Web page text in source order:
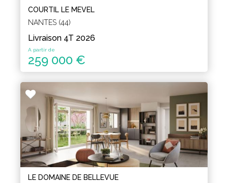
COURTIL LE MEVEL
NANTES (44)
Livraison 4T 2026
A partir de
259 000 €
LE DOMAINE DE BELLEVUE